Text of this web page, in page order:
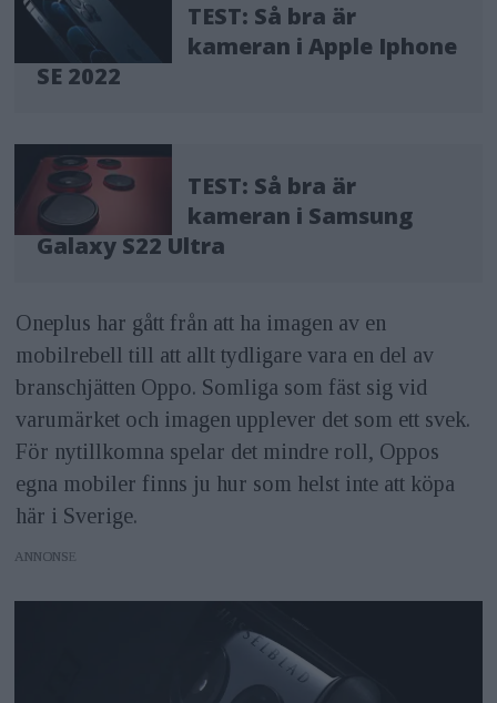
TEST: Så bra är
kameran i Apple Iphone
SE 2022
TEST: Så bra är
kameran i Samsung
Galaxy S22 Ultra
Oneplus har gått från att ha imagen av en
mobilrebell till att allt tydligare vara en del av
branschjätten Oppo. Somliga som fäst sig vid
varumärket och imagen upplever det som ett svek.
För nytillkomna spelar det mindre roll, Oppos
egna mobiler finns ju hur som helst inte att köpa
här i Sverige.
ANNONS